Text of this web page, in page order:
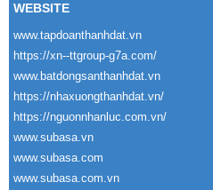
WEBSITE
www.tapdoanthanhdat.vn
https://xn--ttgroup-g7a.com/
www.batdongsanthanhdat.vn
https://nhaxuongthanhdat.vn/
https://nguonnhanluc.com.vn/
www.subasa.vn
www.subasa.com
www.subasa.com.vn